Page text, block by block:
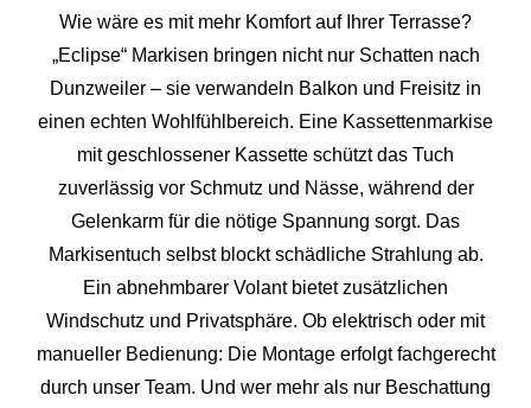
Wie wäre es mit mehr Komfort auf Ihrer Terrasse?
„Eclipse“ Markisen bringen nicht nur Schatten nach
Dunzweiler – sie verwandeln Balkon und Freisitz in
einen echten Wohlfühlbereich. Eine Kassettenmarkise
mit geschlossener Kassette schützt das Tuch
zuverlässig vor Schmutz und Nässe, während der
Gelenkarm für die nötige Spannung sorgt. Das
Markisentuch selbst blockt schädliche Strahlung ab.
Ein abnehmbarer Volant bietet zusätzlichen
Windschutz und Privatsphäre. Ob elektrisch oder mit
manueller Bedienung: Die Montage erfolgt fachgerecht
durch unser Team. Und wer mehr als nur Beschattung